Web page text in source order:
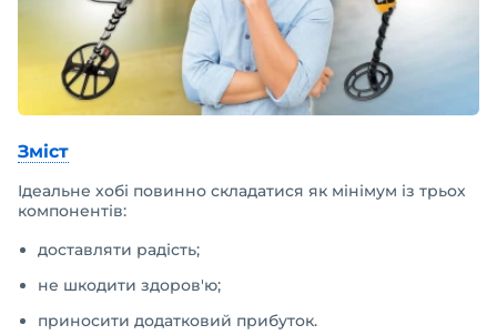
Зміст
Ідеальне хобі повинно складатися як мінімум із трьох
компонентів:
доставляти радість;
не шкодити здоров'ю;
приносити додатковий прибуток.